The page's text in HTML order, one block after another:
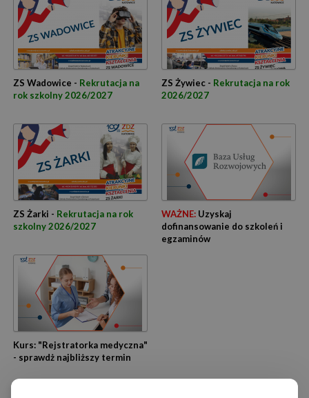
ZS Wadowice - Rekrutacja na
rok szkolny 2026/2027
ZS Żywiec - Rekrutacja na rok
2026/2027
ZS Żarki - Rekrutacja na rok
szkolny 2026/2027
WAŻNE:Uzyskaj
dofinansowanie do szkoleń i
egzaminów
Kurs: "Rejstratorka medyczna"
- sprawdż najbliższy termin